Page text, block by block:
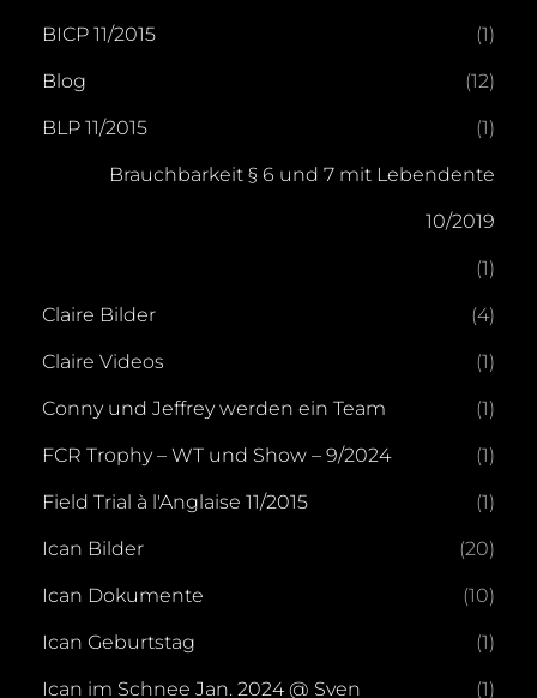
BICP 11/2015 (1)
Blog (12)
BLP 11/2015 (1)
Brauchbarkeit § 6 und 7 mit Lebendente
10/2019
(1)
Claire Bilder (4)
Claire Videos (1)
Conny und Jeffrey werden ein Team (1)
FCR Trophy – WT und Show – 9/2024 (1)
Field Trial à l'Anglaise 11/2015 (1)
Ican Bilder (20)
Ican Dokumente (10)
Ican Geburtstag (1)
Ican im Schnee Jan. 2024 @ Sven (1)